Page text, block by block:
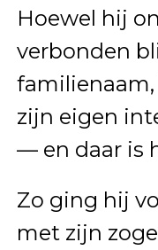
Hoewel hij
verbonden
zijn eigen
— en daar is
Zo ging hij
met zijn